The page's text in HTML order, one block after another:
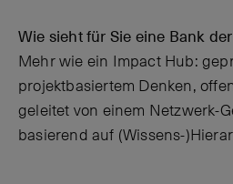
Wie sieht für Sie eine Bank
Mehr wie ein Impact Hub:
projektbasiertem Denken,
geleitet von einem Netzwerk-
basierend auf (Wissens-